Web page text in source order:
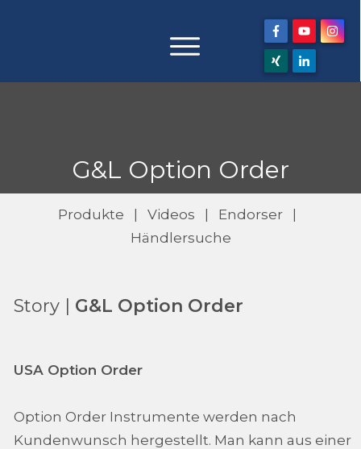
G&L Option Order
Produkte Videos Endorser
Händlersuche
Story | G&L Option Order
USA Option Order
Option Order Instrumente werden nach
Kundenwunsch hergestellt. Man kann aus einer